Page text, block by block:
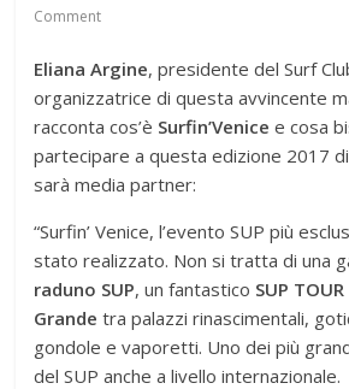
Comment
Eliana Argine, presidente del Surf
organizzatrice di questa avvincente
racconta cos’è Surfin’Venice e cosa
partecipare a questa edizione 2017 di
sarà media partner:
“Surfin’ Venice, l’evento SUP più
stato realizzato. Non si tratta di una
raduno SUP, un fantastico SUP
Grande tra palazzi rinascimentali,
gondole e vaporetti. Uno dei più
del SUP anche a livello internazionale.